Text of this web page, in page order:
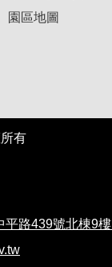
園區地圖
有
平路439號北棟9樓